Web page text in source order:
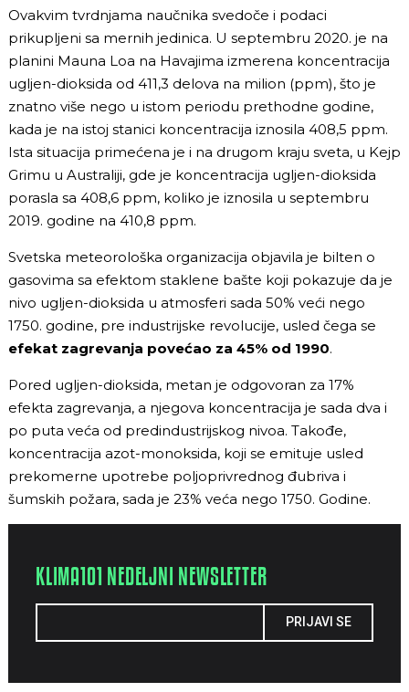
Ovakvim tvrdnjama naučnika svedoče i podaci
prikupljeni sa mernih jedinica. U septembru 2020. je na
planini Mauna Loa na Havajima izmerena koncentracija
ugljen-dioksida od 411,3 delova na milion (ppm), što je
znatno više nego u istom periodu prethodne godine,
kada je na istoj stanici koncentracija iznosila 408,5 ppm.
Ista situacija primećena je i na drugom kraju sveta, u Kejp
Grimu u Australiji, gde je koncentracija ugljen-dioksida
porasla sa 408,6 ppm, koliko je iznosila u septembru
2019. godine na 410,8 ppm.
Svetska meteorološka organizacija objavila je bilten o
gasovima sa efektom staklene bašte koji pokazuje da je
nivo ugljen-dioksida u atmosferi sada 50% veći nego
1750. godine, pre industrijske revolucije, usled čega se
efekat zagrevanja povećao za 45% od 1990.
Pored ugljen-dioksida, metan je odgovoran za 17%
efekta zagrevanja, a njegova koncentracija je sada dva i
po puta veća od predindustrijskog nivoa. Takođe,
koncentracija azot-monoksida, koji se emituje usled
prekomerne upotrebe poljoprivrednog đubriva i
šumskih požara, sada je 23% veća nego 1750. Godine.
KLIMA101 NEDELJNI NEWSLETTER
PRIJAVI SE